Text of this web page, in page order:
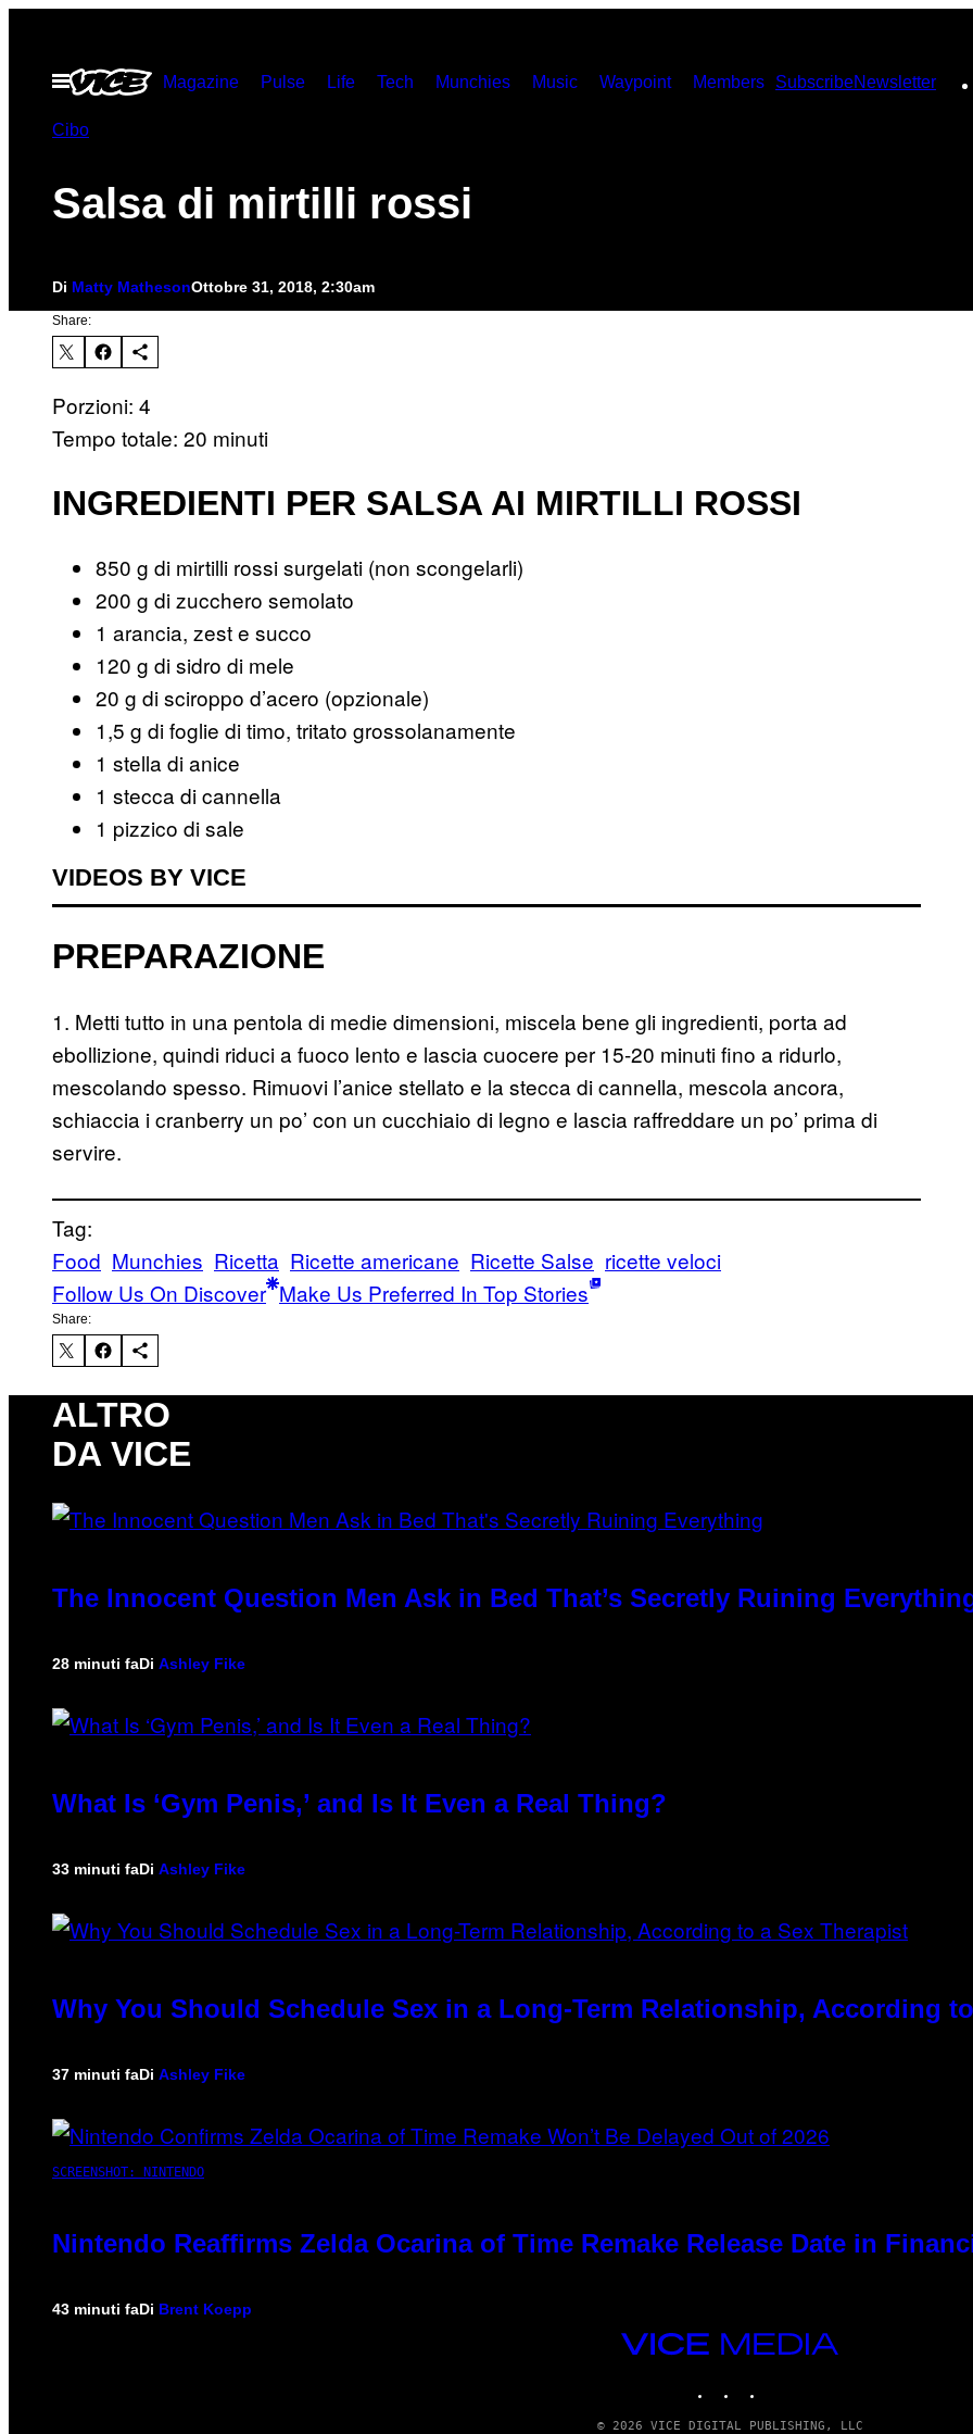
contenuto
Apri
Magazine Pulse Life Tech Munchies Music Waypoint Members SubscribeNewsletter
Cibo
Salsa di mirtilli rossi
Di Matty MathesonOttobre 31, 2018, 2:30am
Share:
Porzioni: 4
Tempo totale: 20 minuti
INGREDIENTI PER SALSA AI MIRTILLI ROSSI
850 g di mirtilli rossi surgelati (non scongelarli)
200 g di zucchero semolato
1 arancia, zest e succo
120 g di sidro di mele
20 g di sciroppo d’acero (opzionale)
1,5 g di foglie di timo, tritato grossolanamente
1 stella di anice
1 stecca di cannella
1 pizzico di sale
VIDEOS BY VICE
PREPARAZIONE
1. Metti tutto in una pentola di medie dimensioni, miscela bene gli ingredienti, porta ad
ebollizione, quindi riduci a fuoco lento e lascia cuocere per 15-20 minuti fino a ridurlo,
mescolando spesso. Rimuovi l’anice stellato e la stecca di cannella, mescola ancora,
schiaccia i cranberry un po’ con un cucchiaio di legno e lascia raffreddare un po’ prima di
servire.
Tag:
Food Munchies Ricetta Ricette americane Ricette Salse ricette veloci
Follow Us On Discover Make Us Preferred In Top Stories
Share:
ALTRO
DA VICE
The Innocent Question Men Ask in Bed That’s Secretly Ruining
28 minuti faDi Ashley Fike
What Is ‘Gym Penis,’ and Is It Even a Real Thing?
33 minuti faDi Ashley Fike
Why You Should Schedule Sex in a Long-Term Relationship, According
37 minuti faDi Ashley Fike
SCREENSHOT: NINTENDO
Nintendo Reaffirms Zelda Ocarina of Time Remake Release Date in
43 minuti faDi Brent Koepp
VICE
MEDIA
© 2026 VICE DIGITAL PUBLISHING, LLC